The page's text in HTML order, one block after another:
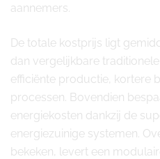
aannemers.
De totale kostprijs ligt
dan vergelijkbare
efficiënte productie, kortere
processen. Bovendien
energiekosten dankzij de
energiezuinige systemen.
bekeken, levert een